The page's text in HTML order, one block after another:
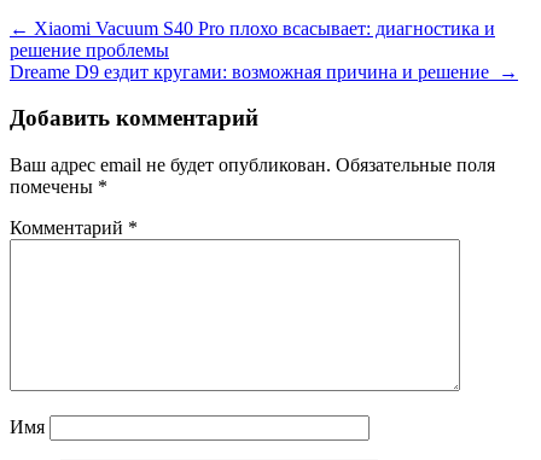
← Xiaomi Vacuum S40 Pro плохо всасывает: диагностика и
решение проблемы
Dreame D9 ездит кругами: возможная причина и решение
→
Добавить комментарий
Ваш адрес email не будет опубликован. Обязательные поля
помечены *
Комментарий *
Имя